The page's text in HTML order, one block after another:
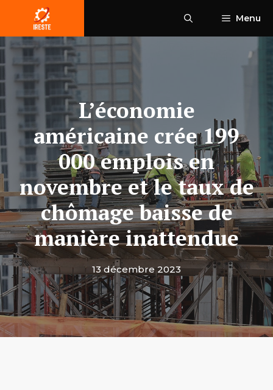
contenu
Menu
L’économie
américaine crée 199
000 emplois en
novembre et le taux de
chômage baisse de
manière inattendue
13 décembre 2023